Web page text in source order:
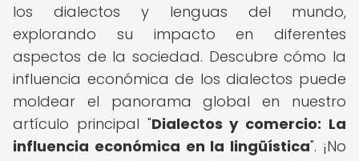
los dialectos y lenguas del mundo,
explorando su impacto en diferentes
aspectos de la sociedad. Descubre cómo la
influencia económica de los dialectos puede
moldear el panorama global en nuestro
artículo principal "Dialectos y comercio: La
influencia económica en la lingüística". ¡No